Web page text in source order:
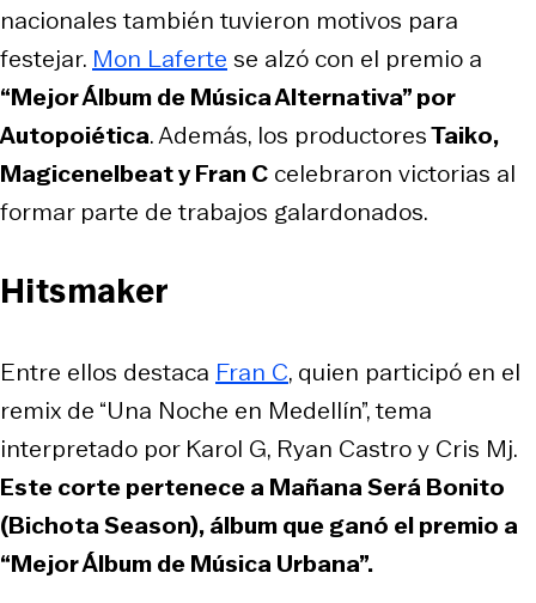
nacionales también tuvieron motivos para
festejar. Mon Laferte se alzó con el premio a
“Mejor Álbum de Música Alternativa” por
Autopoiética. Además, los productoresTaiko,
Magicenelbeat y Fran C celebraron victorias al
formar parte de trabajos galardonados.
Hitsmaker
Entre ellos destaca Fran C, quien participó en el
remix de “Una Noche en Medellín”, tema
interpretado por Karol G, Ryan Castro y Cris Mj.
Este corte pertenece aMañana Será Bonito
(Bichota Season), álbum que ganó el premio a
“Mejor Álbum de Música Urbana”.